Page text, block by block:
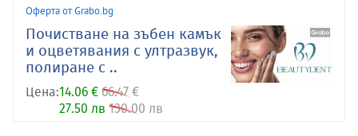
Оферта от Grabo.bg
Почистване на зъбен камък
и оцветявания с ултразвук,
полиране с ..
Цена:14.06 € 66.47 €
27.50 лв 130.00 лв